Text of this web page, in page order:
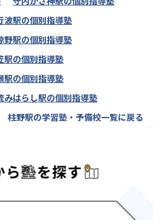
波駅の個別指導塾
野駅の個別指導塾
駅の個別指導塾
駅の個別指導塾
みはらし駅の個別指導塾
柱野駅の学習塾・予備校一覧に戻る